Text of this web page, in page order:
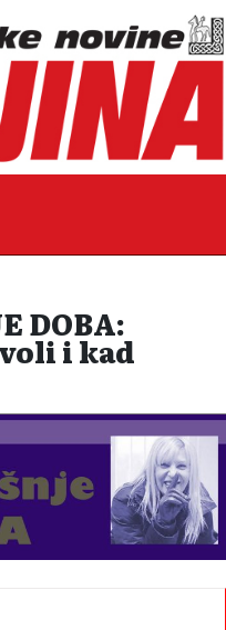
DOBA:
i kad